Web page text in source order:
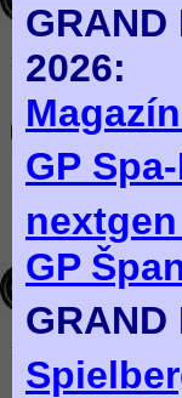
GRAND
GP
GP
GRAND